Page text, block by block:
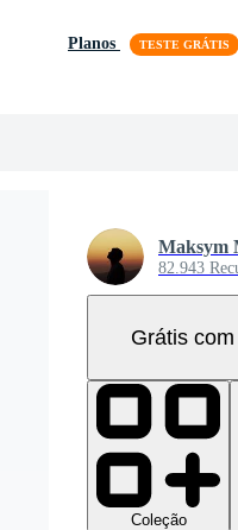
Planos
Maksym
82.943
Grátis com
Coleção